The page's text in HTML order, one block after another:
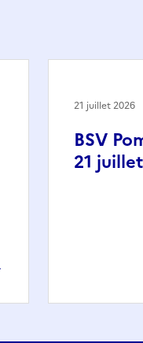
BSV
21
21 juillet 2026